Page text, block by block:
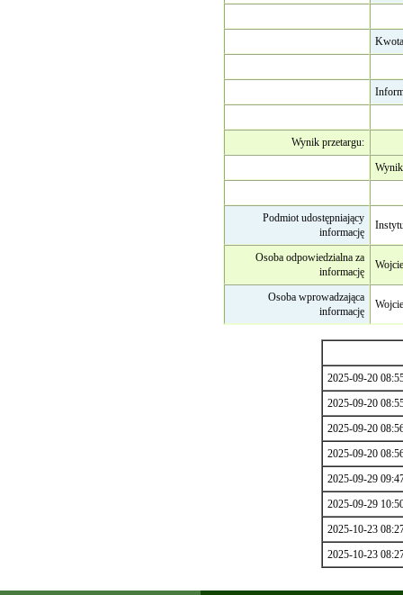
Wynik przetargu:
Podmiot udostępniający
informację
Osoba odpowiedzialna za
informację
Osoba wprowadzająca
informację
2025-09-20
2025-09-20
2025-09-20
2025-09-20
2025-09-29
2025-09-29
2025-10-23
2025-10-23